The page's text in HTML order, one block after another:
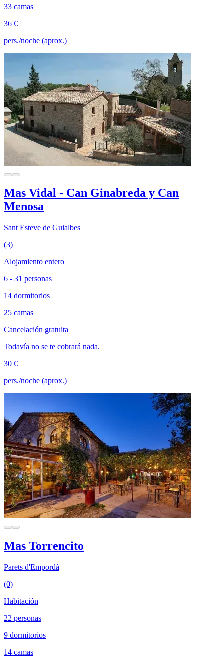
33 camas
36 €
pers./noche (aprox.)
Mas Vidal - Can Ginabreda y Can
Menosa
Sant Esteve de Guialbes
(3)
Alojamiento entero
6 - 31 personas
14 dormitorios
25 camas
Cancelación gratuita
Todavía no se te cobrará nada.
30 €
pers./noche (aprox.)
Mas Torrencito
Parets d'Empordà
(0)
Habitación
22 personas
9 dormitorios
14 camas